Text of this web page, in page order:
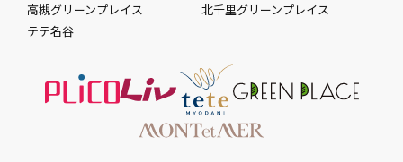
高槻グリーンプレイス
北千里グリーンプレイス
テテ名谷